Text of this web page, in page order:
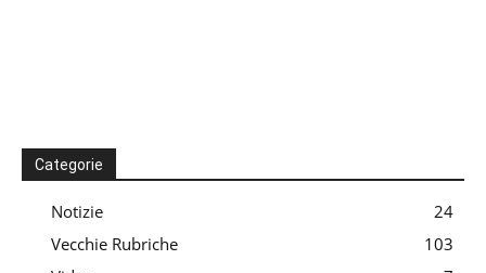
Categorie
Notizie
24
Vecchie Rubriche
103